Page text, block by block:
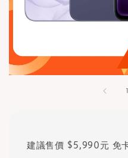
1
建議售價 $5,990元 免